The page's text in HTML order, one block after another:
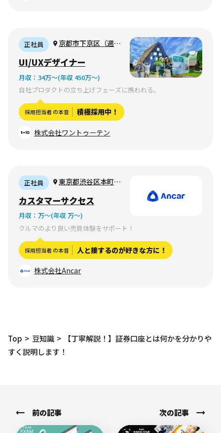
正社員
京都市下京区（週3
UI/UXデザイナー
月収： 34万〜(年収 450万〜)
自社プロダクトの立ち上げフェーズに携われる。
採用担当者 の本音 積極採用中！
株式会社ワントゥーテン
正社員
東京都渋谷区本町1-
1階
カスタマーサクセス
月収： 万〜(年収 万〜)
クルマのより良い売買体験をサポート！
採用担当者 の本音 人と接するのが好きな方に！
株式会社Ancar
Top 豆知識
【丁寧解説！】証券口座とは何かを分かりや
すく説明します！
前の記事 次の記事